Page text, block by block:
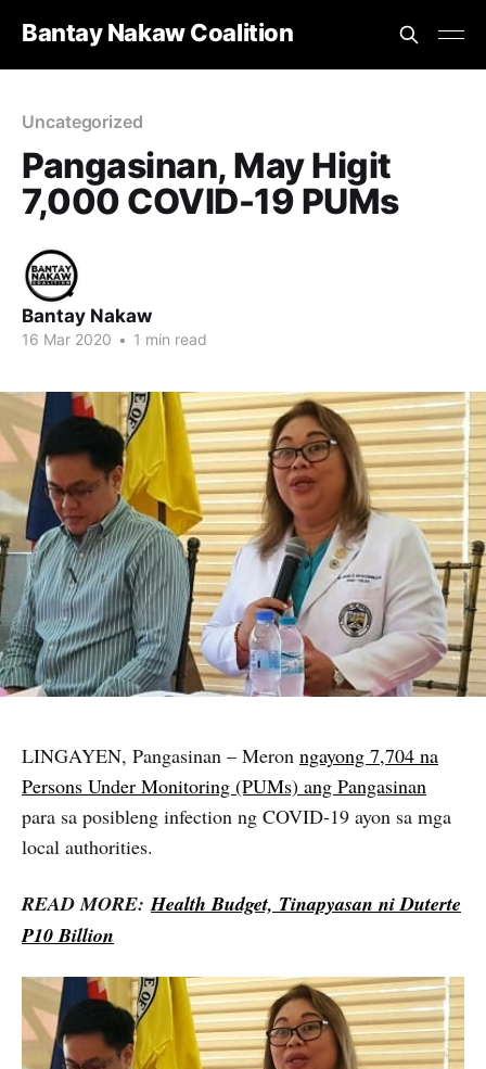
Bantay Nakaw Coalition
Uncategorized
Pangasinan, May Higit
7,000 COVID-19 PUMs
Bantay Nakaw
16 Mar 2020 • 1 min read
LINGAYEN, Pangasinan – Meron ngayong 7,704 na
Persons Under Monitoring (PUMs) ang Pangasinan
para sa posibleng infection ng COVID-19 ayon sa mga
local authorities.
READ MORE:Health Budget, Tinapyasan ni Duterte
P10 Billion